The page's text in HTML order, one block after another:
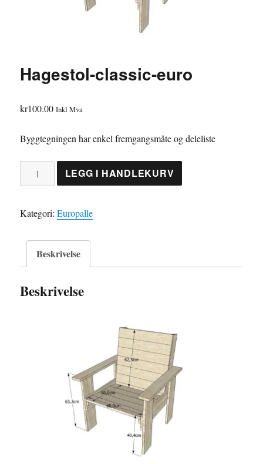
Hagestol-classic-euro
kr100.00 Inkl Mva
Byggtegningen har enkel fremgangsmåte og deleliste
Hagestol-
classic-
antall
LEGG I HANDLEKURV
Kategori:Europalle
Beskrivelse
Beskrivelse